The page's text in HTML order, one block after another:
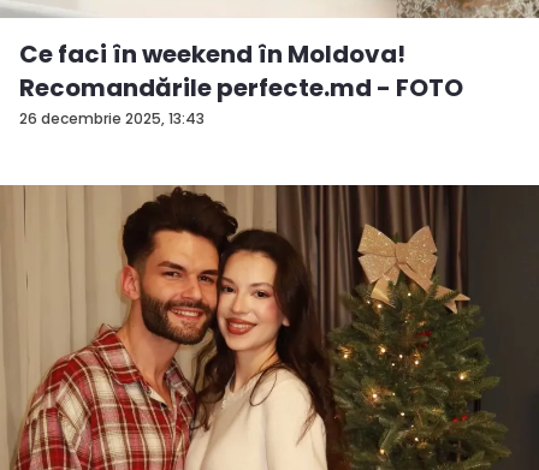
26 decembrie 2025, 13:43
Ce faci în weekend în Moldova!
Recomandările perfecte.md - FOTO